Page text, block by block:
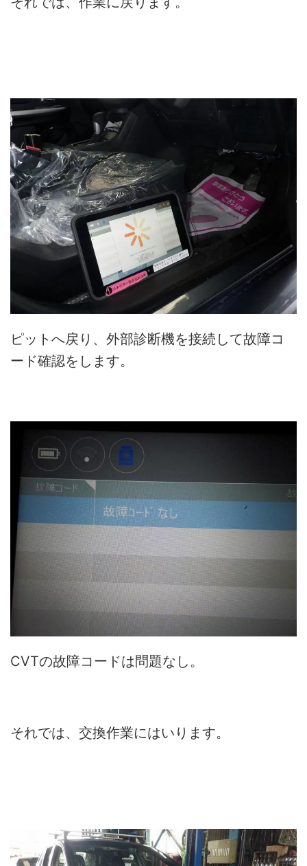
ピットへ戻り、外部診断機を接続して故障コ
ード確認をします。
CVTの故障コードは問題なし。
それでは、交換作業にはいります。